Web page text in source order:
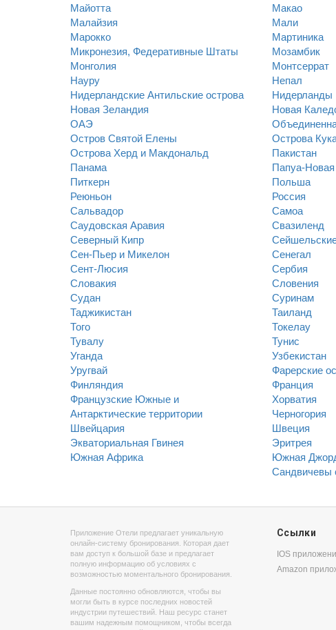
Майотта
Макао
Малайзия
Мали
Марокко
Мартиника
Микронезия, Федеративные Штаты
Мозамбик
Монголия
Монтсеррат
Науру
Непал
Нидерландские Антильские острова
Нидерланды
Новая Зеландия
Новая
ОАЭ
Остров Святой Елены
Острова
Острова Херд и Макдональд
Пакистан
Панама
Папуа-Новая
Питкерн
Польша
Реюньон
Россия
Сальвадор
Самоа
Саудовская Аравия
Свазиленд
Северный Кипр
Сен-Пьер и Микелон
Сенегал
Сент-Люсия
Сербия
Словакия
Словения
Судан
Суринам
Таджикистан
Таиланд
Того
Токелау
Тувалу
Тунис
Уганда
Узбекистан
Уругвай
Фарерские
Финляндия
Франция
Французские Южные и
Антарктические территории
Хорватия
Черногория
Швейцария
Швеция
Экваториальная Гвинея
Эритрея
Южная Африка
Южная
Сандвичевы
Приложение Отели предлагает уникальную
онлайн-систему бронирования. Которая дает
вам доступ к большой базе и предлагает
полную информацию об условиях с
возможностью моментального бронирования.
Данные постоянно обновляются, чтобы вы
могли быть в курсе последних новостей
индустрии путешествий. Наш ресурс станет
вашим надежным помощником, чтобы всегда
Ссылки
IOS
Amazon